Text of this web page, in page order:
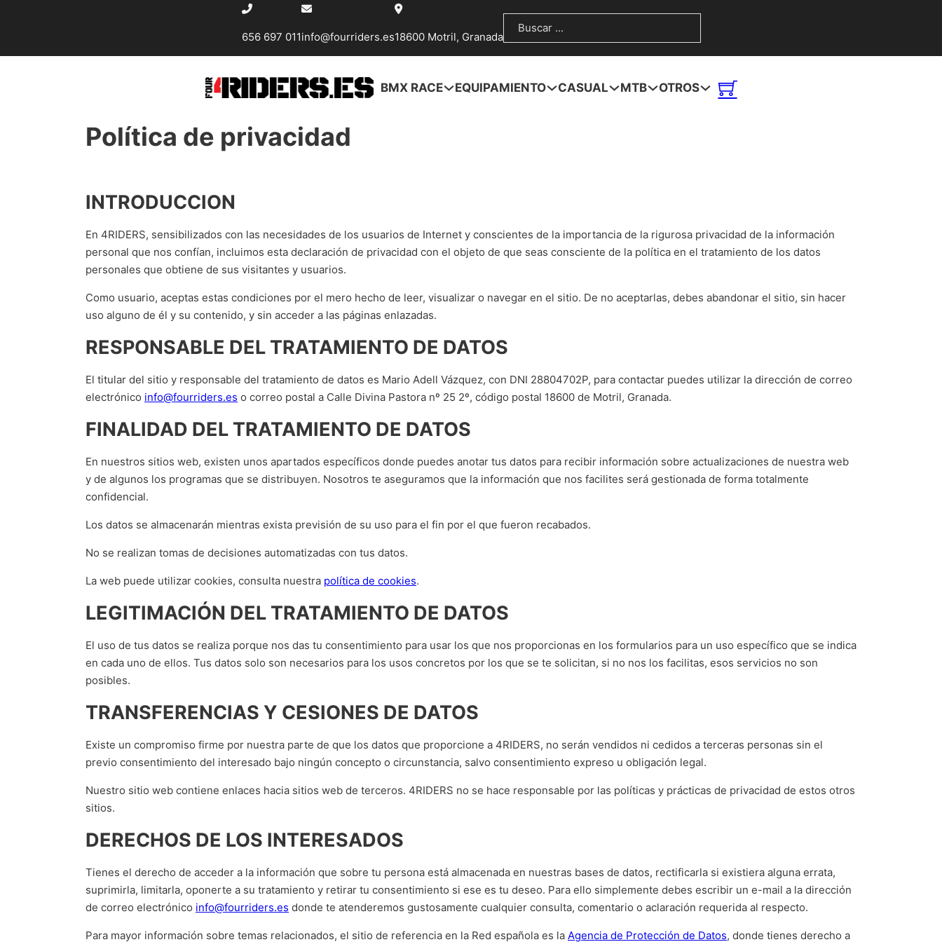
656 697 011info@fourriders.es18600 Motril, GranadaBuscar
BMX RACE EQUIPAMIENTO CASUAL MTB OTROS
Política de privacidad
INTRODUCCION
En 4RIDERS, sensibilizados con las necesidades de los usuarios de Internet y conscientes de la importancia de la rigurosa privacidad de la información
personal que nos confían, incluimos esta declaración de privacidad con el objeto de que seas consciente de la política en el tratamiento de los datos
personales que obtiene de sus visitantes y usuarios.
Como usuario, aceptas estas condiciones por el mero hecho de leer, visualizar o navegar en el sitio. De no aceptarlas, debes abandonar el sitio, sin hacer
uso alguno de él y su contenido, y sin acceder a las páginas enlazadas.
RESPONSABLE DEL TRATAMIENTO DE DATOS
El titular del sitio y responsable del tratamiento de datos es Mario Adell Vázquez, con DNI 28804702P, para contactar puedes utilizar la dirección de correo
electrónico info@fourriders.es o correo postal a Calle Divina Pastora nº 25 2º, código postal 18600 de Motril, Granada.
FINALIDAD DEL TRATAMIENTO DE DATOS
En nuestros sitios web, existen unos apartados específicos donde puedes anotar tus datos para recibir información sobre actualizaciones de nuestra web
y de algunos los programas que se distribuyen. Nosotros te aseguramos que la información que nos facilites será gestionada de forma totalmente
confidencial.
Los datos se almacenarán mientras exista previsión de su uso para el fin por el que fueron recabados.
No se realizan tomas de decisiones automatizadas con tus datos.
La web puede utilizar cookies, consulta nuestra política de cookies.
LEGITIMACIÓN DEL TRATAMIENTO DE DATOS
El uso de tus datos se realiza porque nos das tu consentimiento para usar los que nos proporcionas en los formularios para un uso específico que se indica
en cada uno de ellos. Tus datos solo son necesarios para los usos concretos por los que se te solicitan, si no nos los facilitas, esos servicios no son
posibles.
TRANSFERENCIAS Y CESIONES DE DATOS
Existe un compromiso firme por nuestra parte de que los datos que proporcione a 4RIDERS, no serán vendidos ni cedidos a terceras personas sin el
previo consentimiento del interesado bajo ningún concepto o circunstancia, salvo consentimiento expreso u obligación legal.
Nuestro sitio web contiene enlaces hacia sitios web de terceros. 4RIDERS no se hace responsable por las políticas y prácticas de privacidad de estos otros
sitios.
DERECHOS DE LOS INTERESADOS
Tienes el derecho de acceder a la información que sobre tu persona está almacenada en nuestras bases de datos, rectificarla si existiera alguna errata,
suprimirla, limitarla, oponerte a su tratamiento y retirar tu consentimiento si ese es tu deseo. Para ello simplemente debes escribir un e-mail a la dirección
de correo electrónico info@fourriders.es donde te atenderemos gustosamente cualquier consulta, comentario o aclaración requerida al respecto.
Para mayor información sobre temas relacionados, el sitio de referencia en la Red española es la Agencia de Protección de Datos, donde tienes derecho a